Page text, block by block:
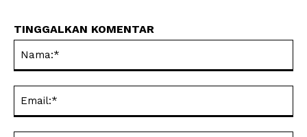
TINGGALKAN KOMENTAR